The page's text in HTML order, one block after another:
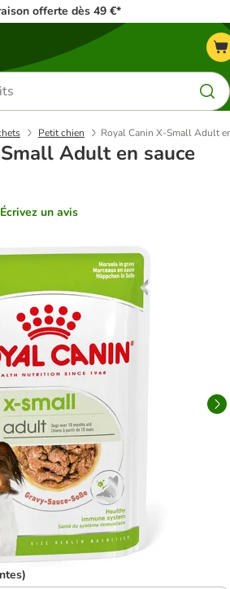
offerte dès 49 €*
Petit chien Royal Canin X-Small Adult
Adult en sauce
Écrivez un avis